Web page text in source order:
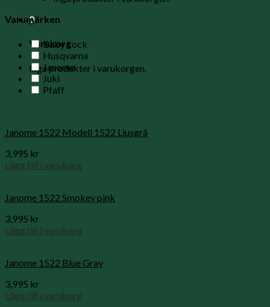
0
Varukorg
Inga produkter i varukorgen.
Varumärken
Baby Lock
Husqvarna
Janome
Juki
Pfaff
Janome 1522 Modell 1522 Ljusgrå
3,995 kr
Lägg till i varukorg
Janome 1522 Smokey pink
3,995 kr
Lägg till i varukorg
Janome 1522 Blue Gray
3,995 kr
Lägg till i varukorg